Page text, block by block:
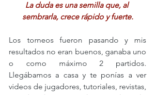
La duda es una semilla que, al
sembrarla, crece rápido y fuerte.
Los torneos fueron pasando y mis
resultados no eran buenos, ganaba uno
o como máximo 2 partidos.
Llegábamos a casa y te ponías a ver
videos de jugadores, tutoriales, revistas,